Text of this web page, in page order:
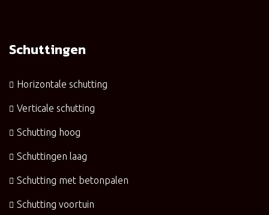
Schuttingen
Horizontale schutting
Verticale schutting
Schutting hoog
Schuttingen laag
Schutting met betonpalen
Schutting voortuin